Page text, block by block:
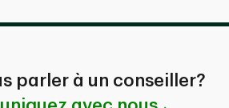
parler à un conseiller?